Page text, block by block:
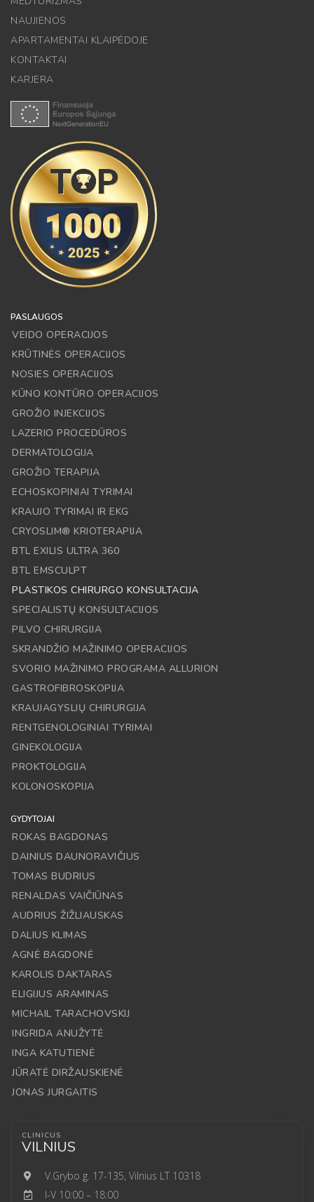
NAUJIENOS
APARTAMENTAI KLAIPĖDOJE
KONTAKTAI
KARJERA
PASLAUGOS
VEIDO OPERACIJOS
KRŪTINĖS OPERACIJOS
NOSIES OPERACIJOS
KŪNO KONTŪRO OPERACIJOS
GROŽIO INJEKCIJOS
LAZERIO PROCEDŪROS
DERMATOLOGIJA
GROŽIO TERAPIJA
ECHOSKOPINIAI TYRIMAI
KRAUJO TYRIMAI IR EKG
CRYOSLIM® KRIOTERAPIJA
BTL EXILIS ULTRA 360
BTL EMSCULPT
PLASTIKOS CHIRURGO KONSULTACIJA
SPECIALISTŲ KONSULTACIJOS
PILVO CHIRURGIJA
SKRANDŽIO MAŽINIMO OPERACIJOS
SVORIO MAŽINIMO PROGRAMA ALLURION
GASTROFIBROSKOPIJA
KRAUJAGYSLIŲ CHIRURGIJA
RENTGENOLOGINIAI TYRIMAI
GINEKOLOGIJA
PROKTOLOGIJA
KOLONOSKOPIJA
GYDYTOJAI
ROKAS BAGDONAS
DAINIUS DAUNORAVIČIUS
TOMAS BUDRIUS
RENALDAS VAIČIŪNAS
AUDRIUS ŽIŽLIAUSKAS
DALIUS KLIMAS
AGNĖ BAGDONĖ
KAROLIS DAKTARAS
ELIGIJUS ARAMINAS
MICHAIL TARACHOVSKIJ
INGRIDA ANUŽYTĖ
INGA KATUTIENĖ
JŪRATĖ DIRŽAUSKIENĖ
JONAS JURGAITIS
CLINICUS
VILNIUS
V.Grybo g. 17-135, Vilnius LT 10318
I-V 10:00 – 18:00